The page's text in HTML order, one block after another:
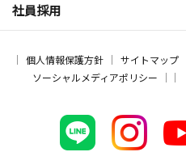
社員採用
個人情報保護方針 サイトマップ
ソーシャルメディアポリシー